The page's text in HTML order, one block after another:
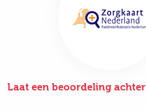
Laat een beoordeling achter